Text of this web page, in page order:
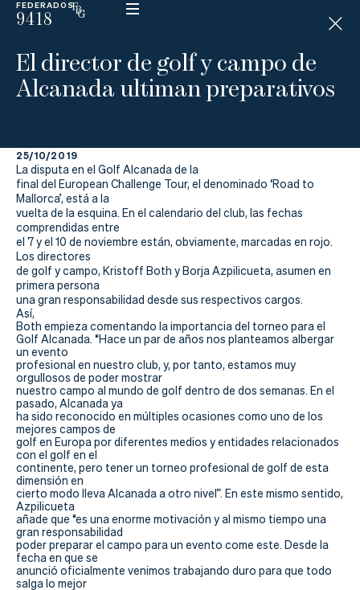
FEDERADOS
9418
ESP
N
D
C
La
Federación
Federarse
Jugar
Aprender
Actualidad
Tienda
El director de golf y campo de
Alcanada ultiman preparativos
25/10/2019
La disputa en el Golf Alcanada de la
final del European Challenge Tour, el denominado ‘Road to
Mallorca’, está a la
vuelta de la esquina. En el calendario del club, las fechas
comprendidas entre
el 7 y el 10 de noviembre están, obviamente, marcadas en rojo.
Los directores
de golf y campo, Kristoff Both y Borja Azpilicueta, asumen en
primera persona
una gran responsabilidad desde sus respectivos cargos.
Así,
Both empieza comentando la importancia del torneo para el
Golf Alcanada. “Hace un par de años nos planteamos albergar
un evento
profesional en nuestro club, y, por tanto, estamos muy
orgullosos de poder mostrar
nuestro campo al mundo de golf dentro de dos semanas. En el
pasado, Alcanada ya
ha sido reconocido en múltiples ocasiones como uno de los
mejores campos de
golf en Europa por diferentes medios y entidades relacionados
con el golf en el
continente, pero tener un torneo profesional de golf de esta
dimensión en
cierto modo lleva Alcanada a otro nivel”. En este mismo sentido,
Azpilicueta
añade que “es una enorme motivación y al mismo tiempo una
gran responsabilidad
poder preparar el campo para un evento come este. Desde la
fecha en que se
anunció oficialmente venimos trabajando duro para que todo
salga lo mejor